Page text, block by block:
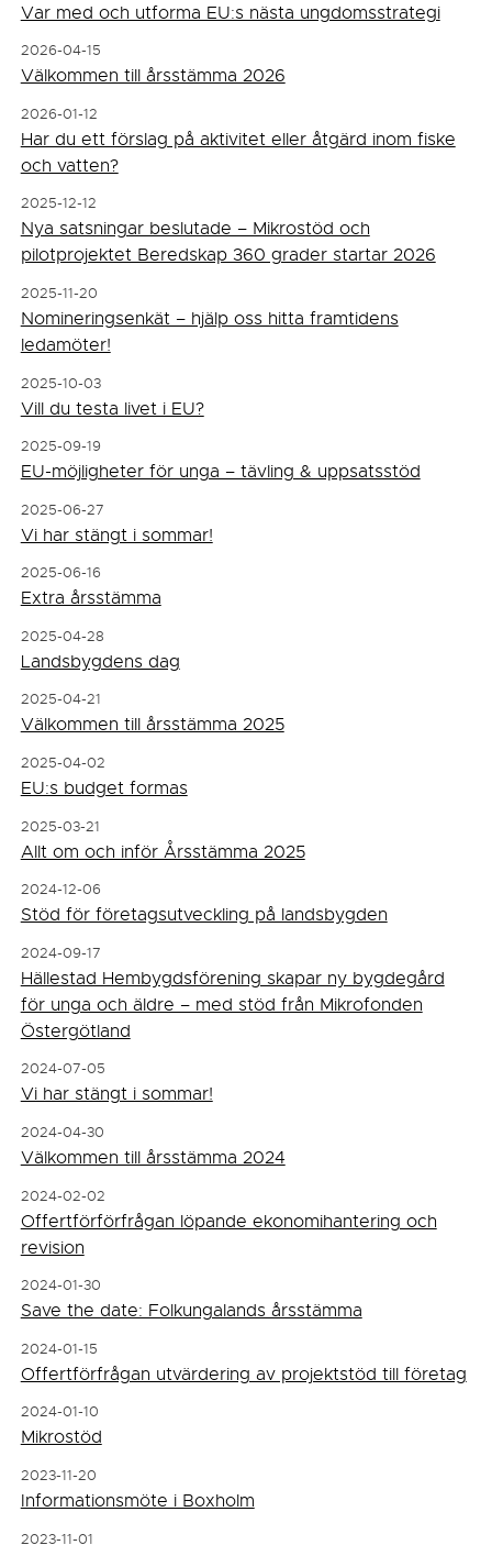
Var med och utforma EU:s nästa ungdomsstrategi
2026-04-15
Välkommen till årsstämma 2026
2026-01-12
Har du ett förslag på aktivitet eller åtgärd inom fiske
och vatten?
2025-12-12
Nya satsningar beslutade – Mikrostöd och
pilotprojektet Beredskap 360 grader startar 2026
2025-11-20
Nomineringsenkät – hjälp oss hitta framtidens
ledamöter!
2025-10-03
Vill du testa livet i EU?
2025-09-19
EU-möjligheter för unga – tävling & uppsatsstöd
2025-06-27
Vi har stängt i sommar!
2025-06-16
Extra årsstämma
2025-04-28
Landsbygdens dag
2025-04-21
Välkommen till årsstämma 2025
2025-04-02
EU:s budget formas
2025-03-21
Allt om och inför Årsstämma 2025
2024-12-06
Stöd för företagsutveckling på landsbygden
2024-09-17
Hällestad Hembygdsförening skapar ny bygdegård
för unga och äldre – med stöd från Mikrofonden
Östergötland
2024-07-05
Vi har stängt i sommar!
2024-04-30
Välkommen till årsstämma 2024
2024-02-02
Offertförförfrågan löpande ekonomihantering och
revision
2024-01-30
Save the date: Folkungalands årsstämma
2024-01-15
Offertförfrågan utvärdering av projektstöd till företag
2024-01-10
Mikrostöd
2023-11-20
Informationsmöte i Boxholm
2023-11-01